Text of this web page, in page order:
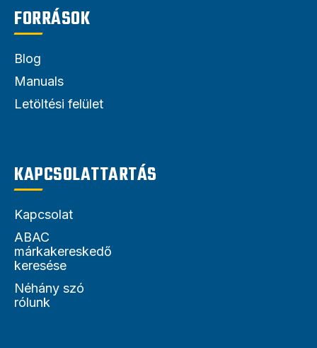
FORRÁSOK
Blog
Manuals
Letöltési felület
KAPCSOLATTARTÁS
Kapcsolat
ABAC
márkakereskedő
keresése
Néhány szó
rólunk